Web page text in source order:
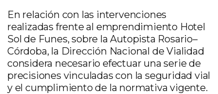
En relación con las intervenciones
realizadas frente al emprendimiento Hotel
Sol de Funes, sobre la Autopista Rosario–
Córdoba, la Dirección Nacional de Vialidad
considera necesario efectuar una serie de
precisiones vinculadas con la seguridad vial
y el cumplimiento de la normativa vigente.